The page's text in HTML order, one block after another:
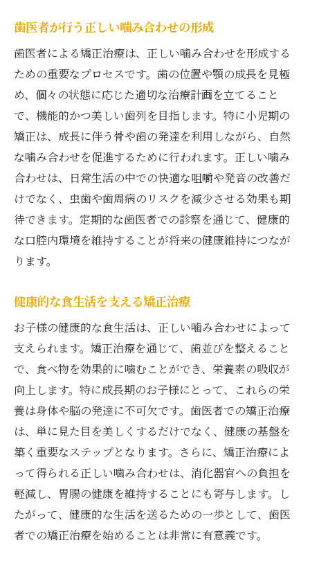
歯医者が行う正しい噛み合わせの形成
歯医者による矯正治療は、正しい噛み合わせを形成する
ための重要なプロセスです。歯の位置や顎の成長を見極
め、個々の状態に応じた適切な治療計画を立てること
で、機能的かつ美しい歯列を目指します。特に小児期の
矯正は、成長に伴う骨や歯の発達を利用しながら、自然
な噛み合わせを促進するために行われます。正しい噛み
合わせは、日常生活の中での快適な咀嚼や発音の改善だ
けでなく、虫歯や歯周病のリスクを減少させる効果も期
待できます。定期的な歯医者での診察を通じて、健康的
な口腔内環境を維持することが将来の健康維持につなが
ります。
健康的な食生活を支える矯正治療
お子様の健康的な食生活は、正しい噛み合わせによって
支えられます。矯正治療を通じて、歯並びを整えること
で、食べ物を効果的に噛むことができ、栄養素の吸収が
向上します。特に成長期のお子様にとって、これらの栄
養は身体や脳の発達に不可欠です。歯医者での矯正治療
は、単に見た目を美しくするだけでなく、健康の基盤を
築く重要なステップとなります。さらに、矯正治療によ
って得られる正しい噛み合わせは、消化器官への負担を
軽減し、胃腸の健康を維持することにも寄与します。し
たがって、健康的な生活を送るための一歩として、歯医
者での矯正治療を始めることは非常に有意義です。